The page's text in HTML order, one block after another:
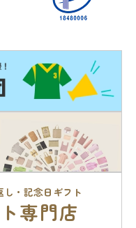
・記念日ギフト
専門店